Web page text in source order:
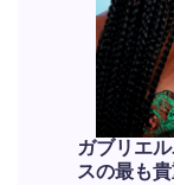
ガブリエ
スの最も